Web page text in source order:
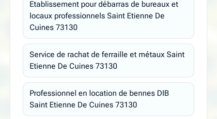
Etablissement pour débarras de bureaux et
locaux professionnels Saint Etienne De
Cuines 73130
Service de rachat de ferraille et métaux Saint
Etienne De Cuines 73130
Professionnel en location de bennes DIB
Saint Etienne De Cuines 73130